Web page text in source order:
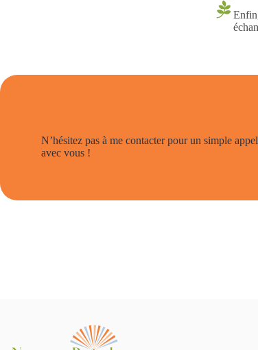
N’hésitez pas à me contacter pour un simple
avec vous !